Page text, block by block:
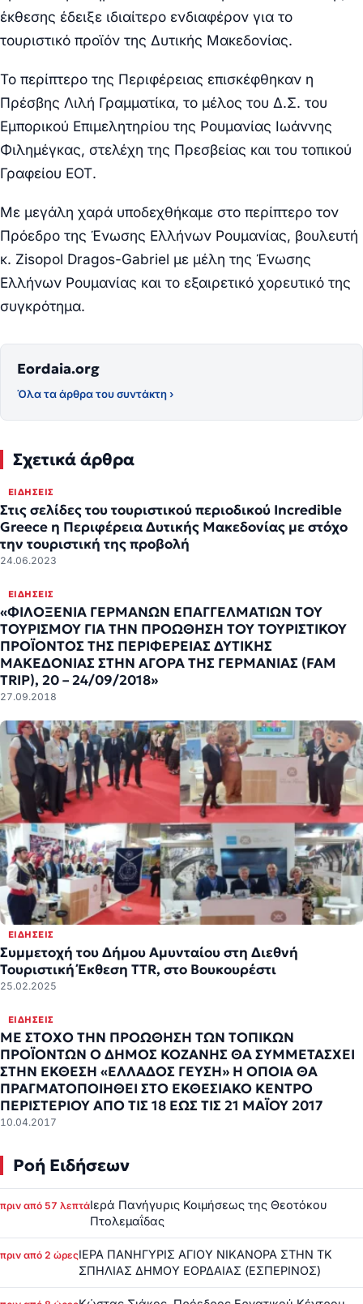
έκθεσης έδειξε ιδιαίτερο ενδιαφέρον για το
τουριστικό προϊόν της Δυτικής Μακεδονίας.
Το περίπτερο της Περιφέρειας επισκέφθηκαν η
Πρέσβης Λιλή Γραμματίκα, το μέλος του Δ.Σ. του
Εμπορικού Επιμελητηρίου της Ρουμανίας Ιωάννης
Φιλημέγκας, στελέχη της Πρεσβείας και του τοπικού
Γραφείου ΕΟΤ.
Με μεγάλη χαρά υποδεχθήκαμε στο περίπτερο τον
Πρόεδρο της Ένωσης Ελλήνων Ρουμανίας, βουλευτή
κ. Zisopol Dragos-Gabriel με μέλη της Ένωσης
Ελλήνων Ρουμανίας και το εξαιρετικό χορευτικό της
συγκρότημα.
Eordaia.org
Όλα τα άρθρα του συντάκτη ›
Σχετικά άρθρα
ΕΙΔΉΣΕΙΣ
Στις σελίδες του τουριστικού περιοδικού Incredible
Greece η Περιφέρεια Δυτικής Μακεδονίας με στόχο
την τουριστική της προβολή
24.06.2023
ΕΙΔΉΣΕΙΣ
«ΦΙΛΟΞΕΝΙΑ ΓΕΡΜΑΝΩΝ ΕΠΑΓΓΕΛΜΑΤΙΩΝ ΤΟΥ
ΤΟΥΡΙΣΜΟΥ ΓΙΑ ΤΗΝ ΠΡΟΩΘΗΣΗ ΤΟΥ ΤΟΥΡΙΣΤΙΚΟΥ
ΠΡΟΪΟΝΤΟΣ ΤΗΣ ΠΕΡΙΦΕΡΕΙΑΣ ΔΥΤΙΚΗΣ
ΜΑΚΕΔΟΝΙΑΣ ΣΤΗΝ ΑΓΟΡΑ ΤΗΣ ΓΕΡΜΑΝΙΑΣ (FAM
TRIP), 20 – 24/09/2018»
27.09.2018
ΕΙΔΉΣΕΙΣ
Συμμετοχή του Δήμου Αμυνταίου στη Διεθνή
Τουριστική Έκθεση TTR, στο Βουκουρέστι
25.02.2025
ΕΙΔΉΣΕΙΣ
ΜΕ ΣΤΟΧΟ ΤΗΝ ΠΡΟΩΘΗΣΗ ΤΩΝ ΤΟΠΙΚΩΝ
ΠΡΟΪΟΝΤΩΝ Ο ΔΗΜΟΣ ΚΟΖΑΝΗΣ ΘΑ ΣΥΜΜΕΤΑΣΧΕΙ
ΣΤΗΝ ΈΚΘΕΣΗ «ΕΛΛΑΔΟΣ ΓΕΥΣΗ» Η ΟΠΟΙΑ ΘΑ
ΠΡΑΓΜΑΤΟΠΟΙΗΘΕΙ ΣΤΟ ΕΚΘΕΣΙΑΚΟ ΚΕΝΤΡΟ
ΠΕΡΙΣΤΕΡΙΟΥ ΑΠΟ ΤΙΣ 18 ΕΩΣ ΤΙΣ 21 ΜΑΪΟΥ 2017
10.04.2017
Ροή Ειδήσεων
πριν από 57 λεπτάΙερά Πανήγυρις Κοιμήσεως της Θεοτόκου
Πτολεμαΐδας
πριν από 2 ώρεςΙΕΡΑ ΠΑΝΗΓΥΡΙΣ ΑΓΙΟΥ ΝΙΚΑΝΟΡΑ ΣΤΗΝ ΤΚ
ΣΠΗΛΙΑΣ ΔΗΜΟΥ ΕΟΡΔΑΙΑΣ (ΕΣΠΕΡΙΝΟΣ)